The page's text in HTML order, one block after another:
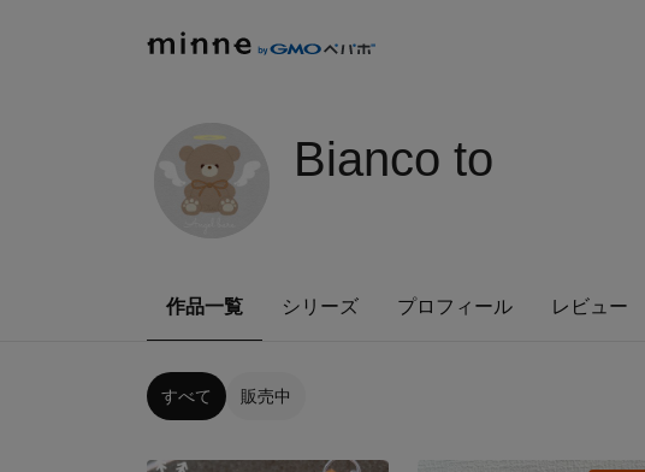
Bianco to
作品一覧 シリーズ プロフィール レビュー
すべて 販売中